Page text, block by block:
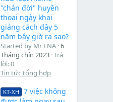
"chán đời" huyền
thoại ngày khai
giảng cách đây 5
năm bây giờ ra sao?
Started by Mr LNA 6
Tháng chín 2023 Trả
lời: 0
Tin tức tổng hợp
KT-XH
7 việc không